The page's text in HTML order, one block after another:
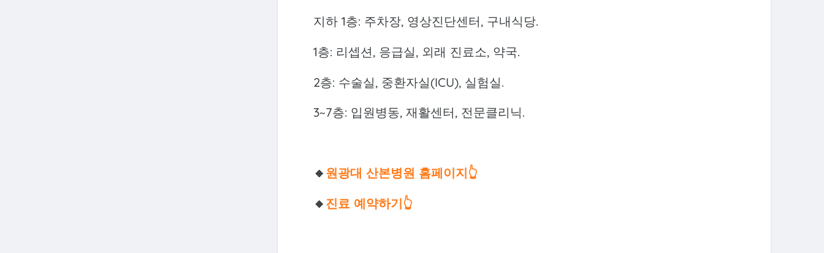
지하 1층: 주차장, 영상진단센터, 구내식당.
1층: 리셉션, 응급실, 외래 진료소, 약국.
2층: 수술실, 중환자실(ICU), 실험실.
3~7층: 입원병동, 재활센터, 전문클리닉.
🔸 원광대 산본병원 홈페이지👆
🔸 진료 예약하기👆